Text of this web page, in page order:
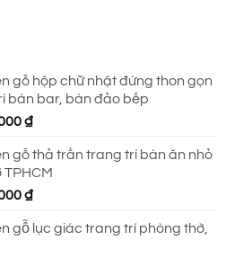
gỗ hộp chữ nhật đứng thon gọn
bàn bar, bàn đảo bếp
₫.
₫Giá
tại
là:
750.000 ₫.
gỗ thả trần trang trí bàn ăn nhỏ
₫Giá
tại
gỗ lục giác trang trí phòng thờ,